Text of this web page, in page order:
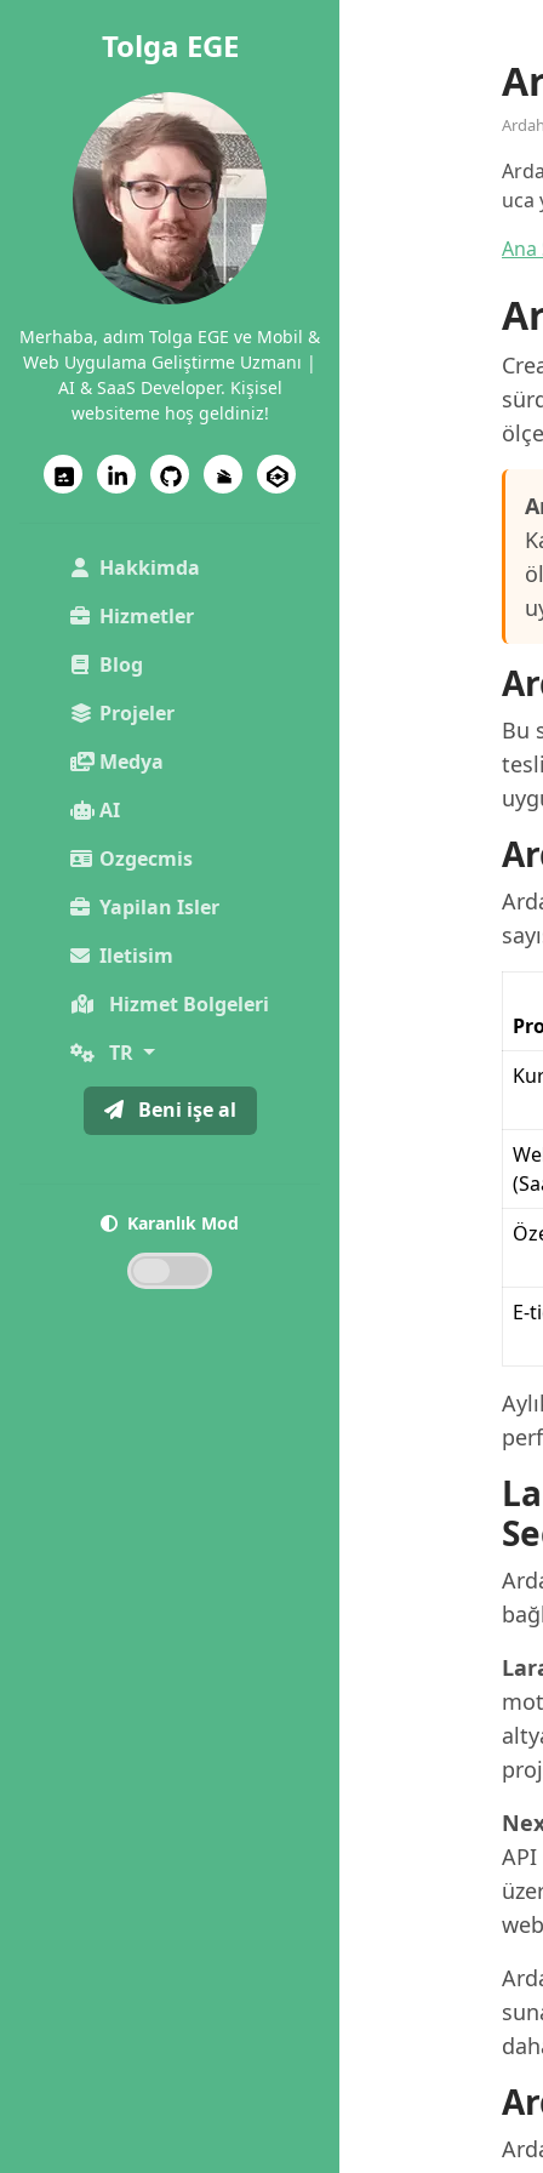
Tolga EGE
Merhaba, adım Tolga EGE ve Mobil &
Web Uygulama Geliştirme Uzmanı |
AI & SaaS Developer. Kişisel
websiteme hoş geldiniz!
Hakkimda
Hizmetler
Blog
Projeler
Medya
AI
Ozgecmis
Yapilan Isler
Iletisim
Hizmet Bolgeleri
TR
Beni işe al
Karanlık Mod
uca
Ana
Bu
E-